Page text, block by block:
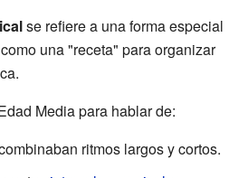
se refiere a una forma especial
una "receta" para organizar
Media para hablar de:
ritmos largos y cortos.